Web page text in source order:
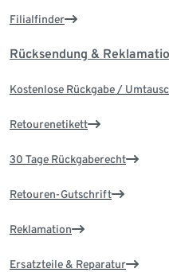
Filialfinder
Rücksendung &
Kostenlose Rückgabe /
Retourenetikett
30 Tage Rückgaberecht
Retouren-Gutschrift
Reklamation
Ersatzteile & Reparatur